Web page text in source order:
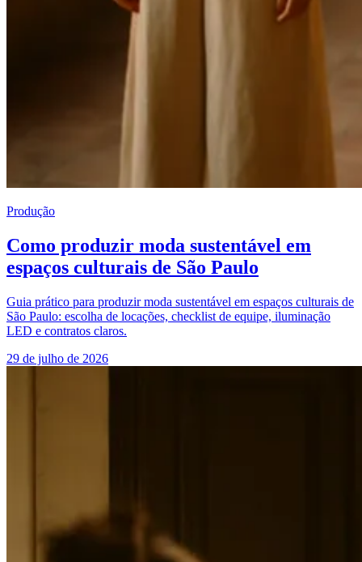
Produção
Como produzir moda sustentável em
espaços culturais de São Paulo
Guia prático para produzir moda sustentável em espaços culturais de
São Paulo: escolha de locações, checklist de equipe, iluminação
LED e contratos claros.
29 de julho de 2026